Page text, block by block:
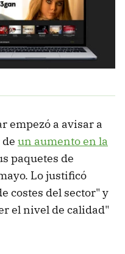
empezó a avisar a
un aumento en la
paquetes de
Lo justificó
costes del sector" y
el nivel de calidad"